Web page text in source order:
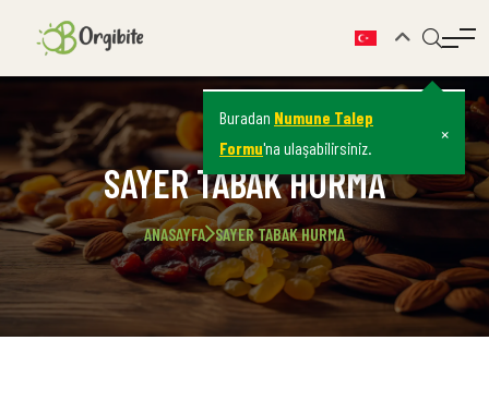
Buradan Numune Talep
Formu'na ulaşabilirsiniz.
×
SAYER TABAK HURMA
ANASAYFA SAYER TABAK HURMA